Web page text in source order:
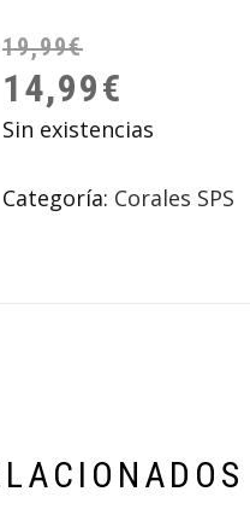
19,99€
14,99€
Sin existencias
Categoría: Corales SPS